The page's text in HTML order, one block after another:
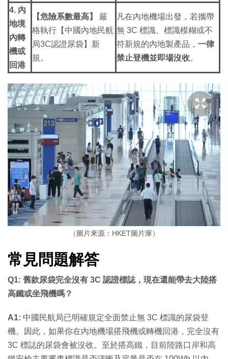
4. 內
地境
內轉
機或
回港
【危險系數最高】
嚴
格執行【中國內地民航
局3C認證尿袋】新
規。
凡在內地機場出發，若攜帶
無 3C 標識、標識模糊或不
符新規的內地製產品， 一律
禁止登機並即場沒收。
（圖片來源：HKET圖片庫）
常見問題解答
Q1: 舊款尿袋完全沒有 3C 認證標誌，現在還能帶去大陸搭
高鐵或坐飛機嗎？
A1: 中國民航局已明確規定全面禁止無 3C 標識的尿袋登
機。因此，如果你在內地機場搭飛機或轉機回港，完全沒有
3C 標誌的尿袋會被沒收。至於搭高鐵，目前陸路口岸和高